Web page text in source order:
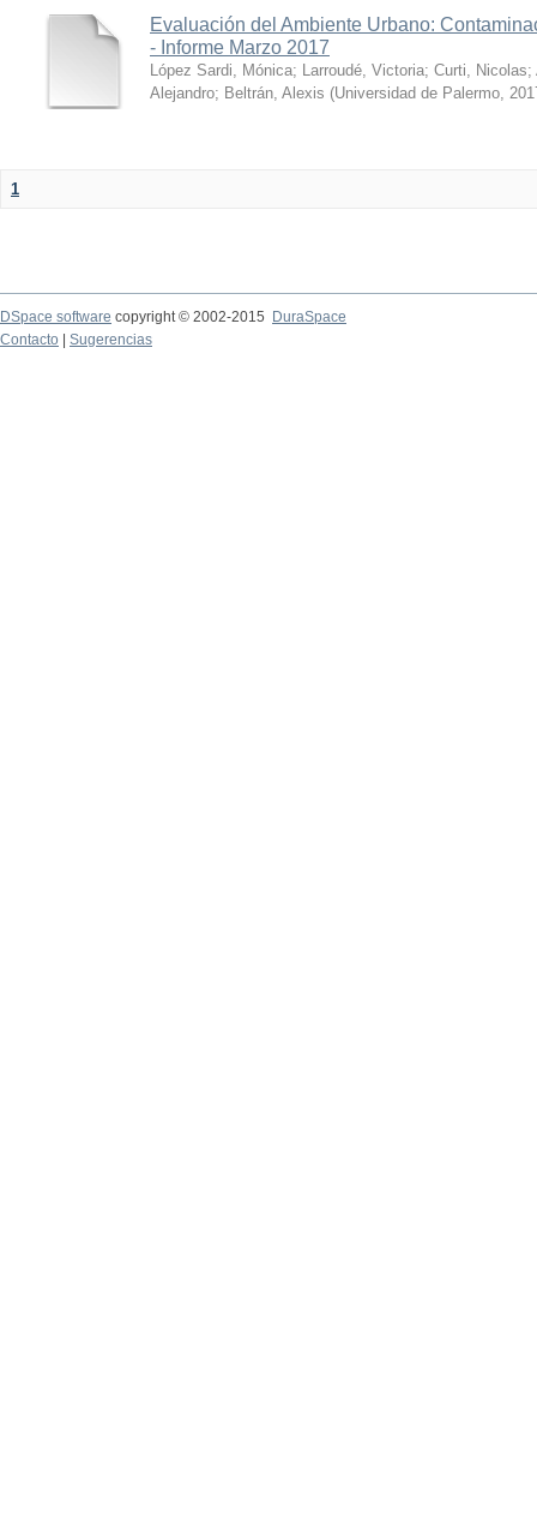
Evaluación del Ambiente Urbano:
- Informe Marzo 2017
López Sardi, Mónica; Larroudé, Victoria; Curti, Nicolas;
Alejandro; Beltrán, Alexis (Universidad de Palermo,
1
DSpace software copyright © 2002-2015
DuraSpace
Contacto
Sugerencias